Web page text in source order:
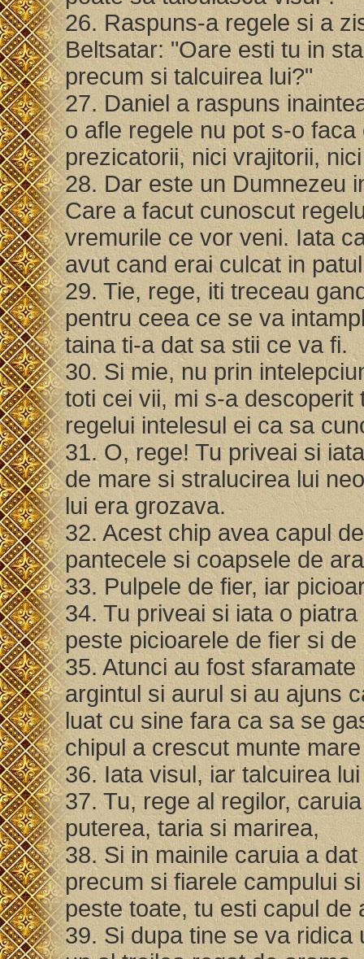
26. Raspuns-a regele si a
Beltsatar: "Oare esti tu in
precum si talcuirea lui?"
27. Daniel a raspuns
o afle regele nu pot s-o
prezicatorii, nici vrajitorii,
28. Dar este un Dumnezeu
Care a facut cunoscut
vremurile ce vor veni. Iata
avut cand erai culcat in
29. Tie, rege, iti treceau
pentru ceea ce se va
taina ti-a dat sa stii ce va fi.
30. Si mie, nu prin
toti cei vii, mi s-a
regelui intelesul ei ca sa
31. O, rege! Tu priveai si
de mare si stralucirea lui
lui era grozava.
32. Acest chip avea capul
pantecele si coapsele de
33. Pulpele de fier, iar
34. Tu priveai si iata o
peste picioarele de fier si
35. Atunci au fost
argintul si aurul si au ajuns
luat cu sine fara ca sa se
chipul a crescut munte
36. Iata visul, iar talcuirea
37. Tu, rege al regilor,
puterea, taria si marirea,
38. Si in mainile caruia a
precum si fiarele campului
peste toate, tu esti capul de
39. Si dupa tine se va ridica